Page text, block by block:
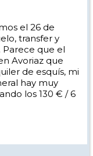
el 26 de
transfer y
Parece que el
Avoriaz que
de esquís, mi
hay muy
los 130 € / 6